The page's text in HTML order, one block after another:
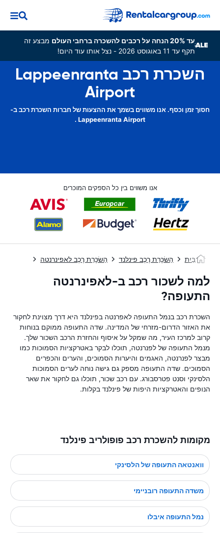
עד 20% הנחה על רכבים להשכרה ברחבי העולם
מבצע זה
תקף עד 11 באוגוסט 2026 - נצל אותו עוד היום!
השכרת רכב Lappeenranta
Airport
חסוך זמן וכסף. אנו משווים בשמך את ההצעות של חברות השכרת רכב ב-
Lappeenranta Airport .
אנו משווים בין כל הספקים המוכרים
בַּיִת הַשׂכָּרַת רֶכֶב פינלנד הַשׂכָּרַת רֶכֶב לאפינרנטה
למה לשכור רכב ב-לאפינרנטה
התעופה?
השכרת רכב בנמל התעופה לאפרנטה בפינלנד היא דרך מצוינת לחקור
את האזור הדרום-מזרחי של המדינה. שדה התעופה ממוקם בנוחות
קרוב למרכז העיר, מה שמקל על איסוף והחזרת הרכב השכור שלך.
מנמל התעופה של לפנרנטה, תוכלו לבקר באטרקציות הסמוכות כמו
מבצר לפנרנטה, האגמים והיערות הסמוכים, והערים והכפרים
הסמוכים. שדה התעופה מספק גם גישה נוחה לערים הסמוכות
הלסינקי וסנט פטרסבורג. עם רכב שכור, תוכלו גם לחקור את שאר
הנופים והאטרקציות היפות של פינלנד בקלות.
מקומות להשכרת רכב פופולריב פינלנד
וואנטאה התעופה של הלסינקי
משדה התעופה רובניימי
נמל התעופה איבלו